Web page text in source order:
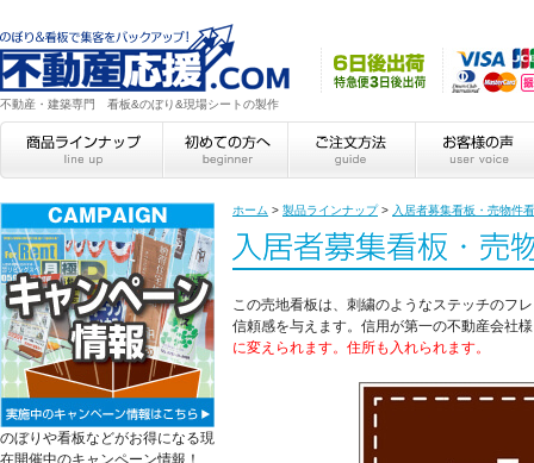
不動産・建築専門 看板&のぼり&現場シートの製作
ホーム > 製品ラインナップ> 入居者募集看板・売物件
この売地看板は、刺繍のようなステッチのフ
信頼感を与えます。信用が第一の不動産会社
に変えられます。住所も入れられます。
のぼりや看板などがお得になる現
在開催中のキャンペーン情報！